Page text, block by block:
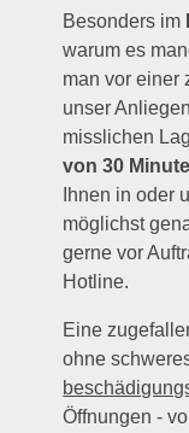
Besonders im
warum es
man vor einer
unser
misslichen
von 30
Ihnen in oder
möglichst
gerne vor
Hotline.
Eine
ohne
Öffnungen -